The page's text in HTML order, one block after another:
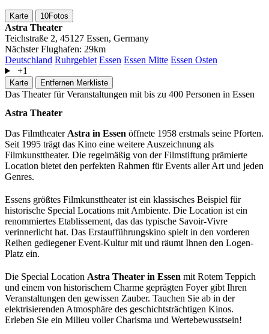
Karte 10Fotos
Astra Theater
Teichstraße 2, 45127 Essen, Germany
Nächster Flughafen: 29km
Deutschland Ruhrgebiet Essen Essen Mitte Essen Osten
+1
Karte Entfernen Merkliste
Das Theater für Veranstaltungen mit bis zu 400 Personen in Essen
Astra Theater
Das Filmtheater Astra in Essen öffnete 1958 erstmals seine Pforten.
Seit 1995 trägt das Kino eine weitere Auszeichnung als
Filmkunsttheater. Die regelmäßig von der Filmstiftung prämierte
Location bietet den perfekten Rahmen für Events aller Art und jeden
Genres.
Essens größtes Filmkunsttheater ist ein klassisches Beispiel für
historische Special Locations mit Ambiente. Die Location ist ein
renommiertes Etablissement, das das typische Savoir-Vivre
verinnerlicht hat. Das Erstaufführungskino spielt in den vorderen
Reihen gediegener Event-Kultur mit und räumt Ihnen den Logen-
Platz ein.
Die Special Location Astra Theater in Essen mit Rotem Teppich
und einem von historischem Charme geprägten Foyer gibt Ihren
Veranstaltungen den gewissen Zauber. Tauchen Sie ab in der
elektrisierenden Atmosphäre des geschichtsträchtigen Kinos.
Erleben Sie ein Milieu voller Charisma und Wertebewusstsein!